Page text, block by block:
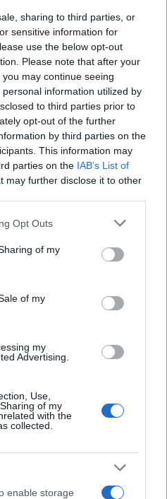
sharing to third parties, or
sensitive information for
use the below opt-out
Please note that after your
may continue seeing
information utilized by
to third parties prior to
opt-out of the further
by third parties on the
This information may
parties on the IAB’s List of
may further disclose it to other
uses one or more Google
behaviour. You may click to
and its third-party tags to
purposes in below Google
Opt Outs
of my
of my
my
Advertising.
Use,
of my
with the
collected.
enable storage
freddo eccezionale porta
del Silenzio 2026: Veicoli
in Val Vigezzo, Val
e motori in container
II Trofeo Puertas dopo aver